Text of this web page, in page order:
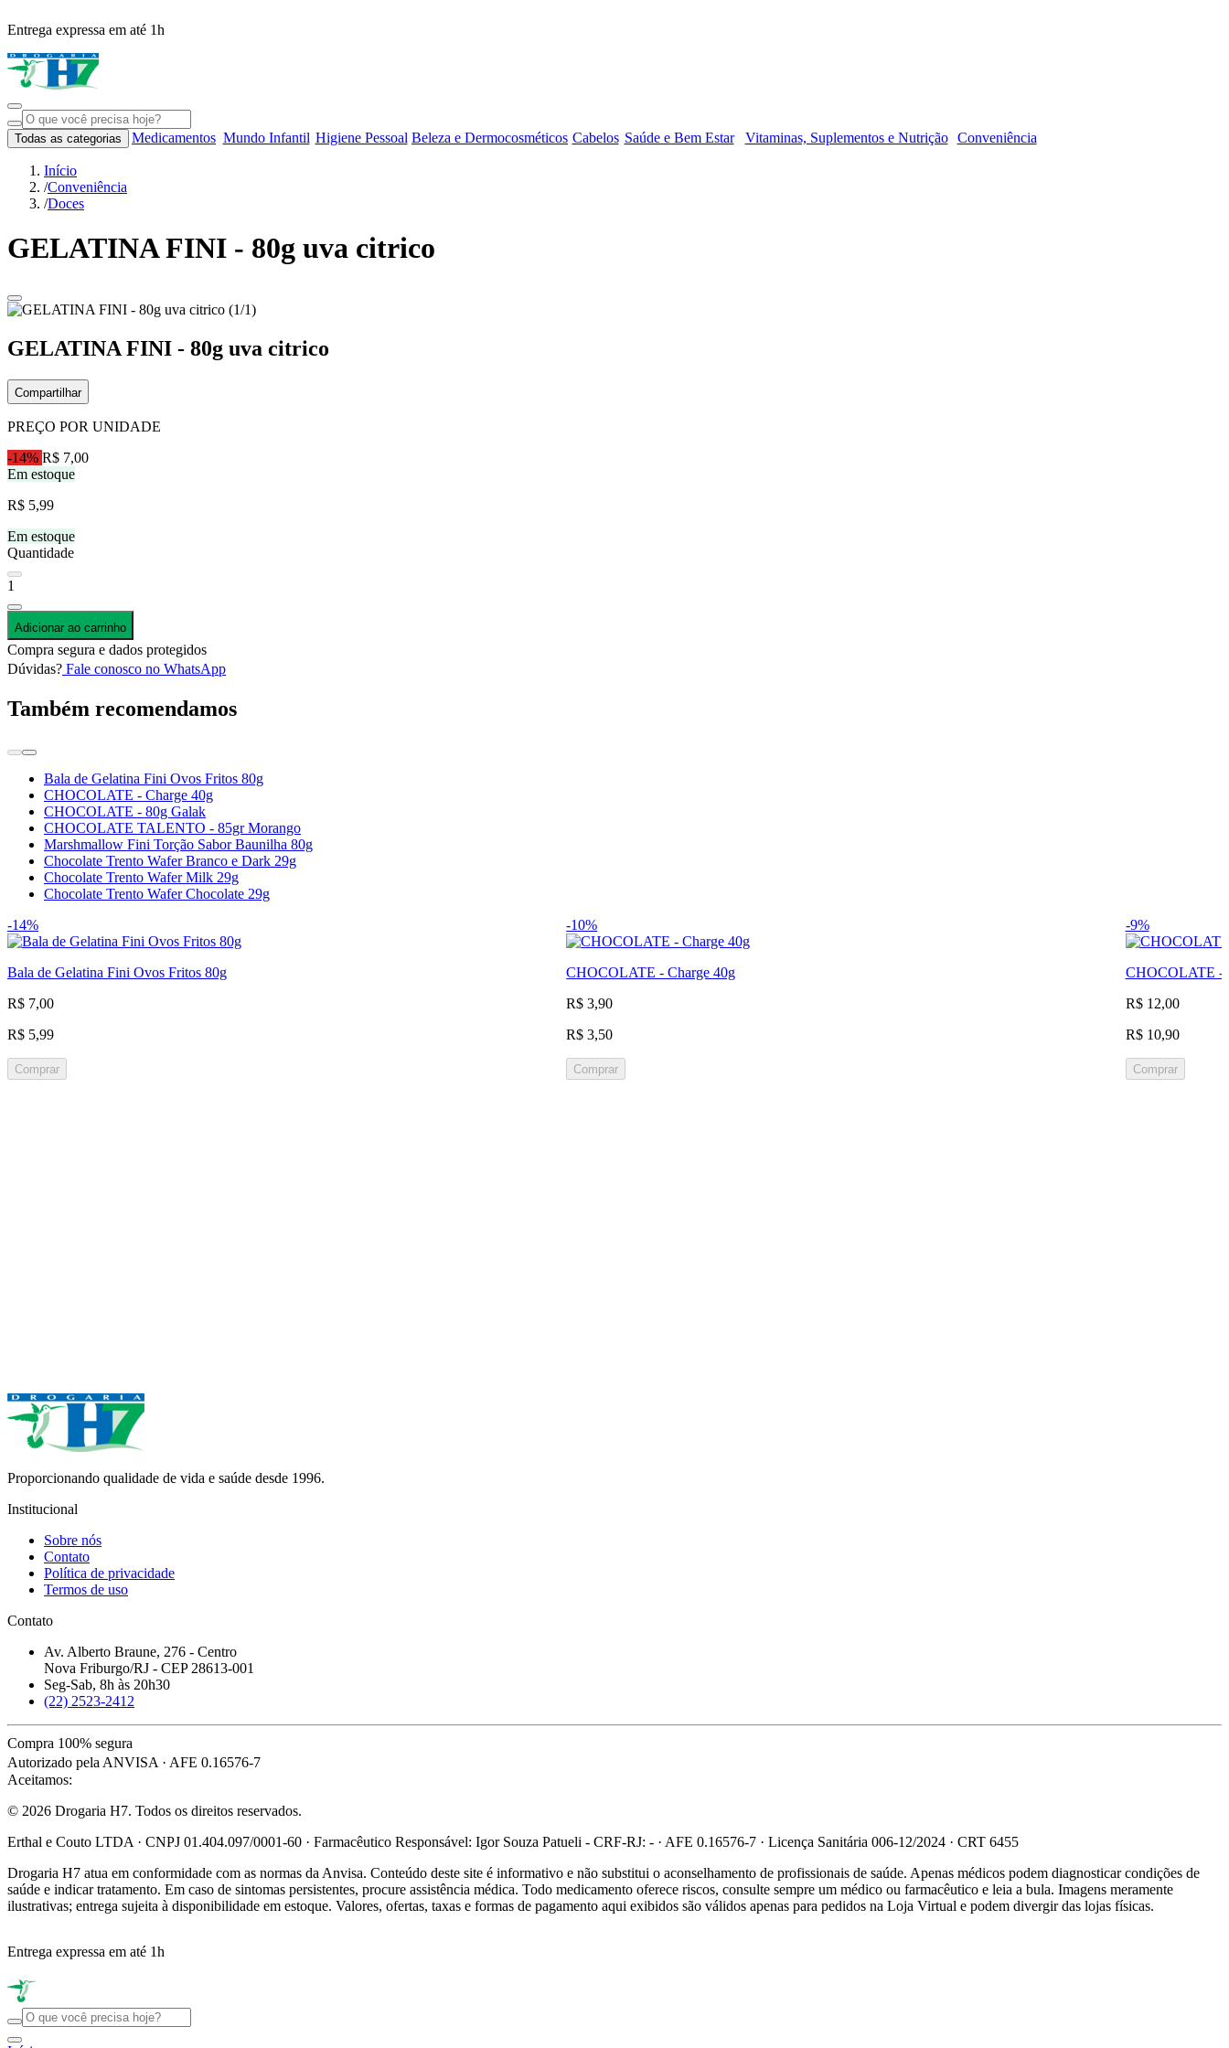
Entrega expressa em até 1h
Todas as categorias Medicamentos Mundo Infantil Higiene Pessoal Beleza e Dermocosméticos Cabelos Saúde e Bem Estar Vitaminas, Suplementos e Nutrição Conveniência
Início
/Conveniência
/Doces
GELATINA FINI - 80g uva citrico
GELATINA FINI - 80g uva citrico
Compartilhar
PREÇO POR UNIDADE
-14% R$ 7,00
Em estoque
R$ 5,99
Em estoque
Quantidade
1
Adicionar ao carrinho
Compra segura e dados protegidos
Dúvidas? Fale conosco no WhatsApp
Também recomendamos
Bala de Gelatina Fini Ovos Fritos 80g
CHOCOLATE - Charge 40g
CHOCOLATE - 80g Galak
CHOCOLATE TALENTO - 85gr Morango
Marshmallow Fini Torção Sabor Baunilha 80g
Chocolate Trento Wafer Branco e Dark 29g
Chocolate Trento Wafer Milk 29g
Chocolate Trento Wafer Chocolate 29g
-14%
Bala de Gelatina Fini Ovos Fritos 80g
R$ 7,00
R$ 5,99
Comprar
-10%
CHOCOLATE - Charge 40g
R$ 3,90
R$ 3,50
Comprar
-9%
CHOCOLATE -
R$ 12,00
R$ 10,90
Comprar
Proporcionando qualidade de vida e saúde desde 1996.
Institucional
Sobre nós
Contato
Política de privacidade
Termos de uso
Contato
Av. Alberto Braune, 276 - Centro
Nova Friburgo/RJ - CEP 28613-001
Seg-Sab, 8h às 20h30
(22) 2523-2412
Compra 100% segura
Autorizado pela ANVISA · AFE 0.16576-7
Aceitamos:
© 2026 Drogaria H7. Todos os direitos reservados.
Erthal e Couto LTDA · CNPJ 01.404.097/0001-60 · Farmacêutico Responsável: Igor Souza Patueli - CRF-RJ: - · AFE 0.16576-7 · Licença Sanitária 006-12/2024 · CRT 6455
Drogaria H7 atua em conformidade com as normas da Anvisa. Conteúdo deste site é informativo e não substitui o aconselhamento de profissionais de saúde. Apenas médicos podem diagnosticar condições de
saúde e indicar tratamento. Em caso de sintomas persistentes, procure assistência médica. Todo medicamento oferece riscos, consulte sempre um médico ou farmacêutico e leia a bula. Imagens meramente
ilustrativas; entrega sujeita à disponibilidade em estoque. Valores, ofertas, taxas e formas de pagamento aqui exibidos são válidos apenas para pedidos na Loja Virtual e podem divergir das lojas físicas.
Entrega expressa em até 1h